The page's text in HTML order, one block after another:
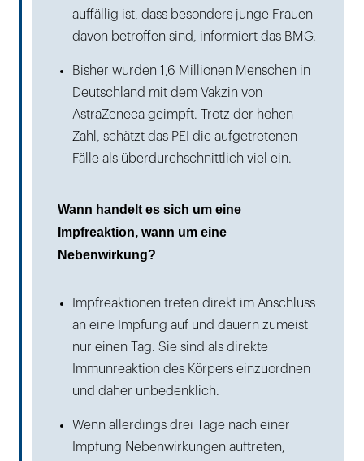
auffällig ist, dass besonders junge Frauen
davon betroffen sind, informiert das BMG.
Bisher wurden 1,6 Millionen Menschen in
Deutschland mit dem Vakzin von
AstraZeneca geimpft. Trotz der hohen
Zahl, schätzt das PEI die aufgetretenen
Fälle als überdurchschnittlich viel ein.
Wann handelt es sich um eine
Impfreaktion, wann um eine
Nebenwirkung?
Impfreaktionen treten direkt im Anschluss
an eine Impfung auf und dauern zumeist
nur einen Tag. Sie sind als direkte
Immunreaktion des Körpers einzuordnen
und daher unbedenklich.
Wenn allerdings drei Tage nach einer
Impfung Nebenwirkungen auftreten,